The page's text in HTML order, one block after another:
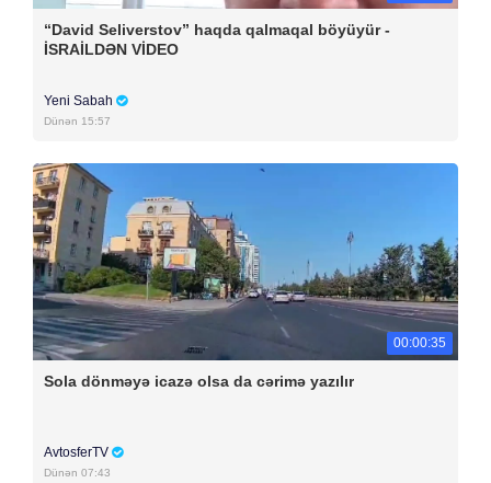
“David Seliverstov” haqda qalmaqal böyüyür -
İSRAİLDƏN VİDEO
Yeni Sabah
Dünən 15:57
00:00:35
Sola dönməyə icazə olsa da cərimə yazılır
AvtosferTV
Dünən 07:43